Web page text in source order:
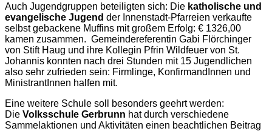
Auch Jugendgruppen beteiligten sich: Die katholische und
evangelische Jugend der Innenstadt-Pfarreien verkaufte
selbst gebackene Muffins mit großem Erfolg: € 1326,00
kamen zusammen. Gemeindereferentin Gabi Flörchinger
von Stift Haug und ihre Kollegin Pfrin Wildfeuer von St.
Johannis konnten nach drei Stunden mit 15 Jugendlichen
also sehr zufrieden sein: Firmlinge, KonfirmandInnen und
MinistrantInnen halfen mit.
Eine weitere Schule soll besonders geehrt werden:
Die Volksschule Gerbrunn hat durch verschiedene
Sammelaktionen und Aktivitäten einen beachtlichen Beitrag